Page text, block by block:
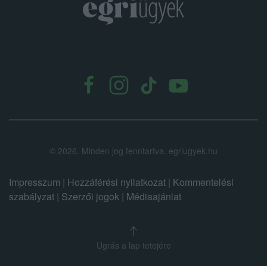
© 2026. Minden jog fenntartva. egriugyek.hu
Impresszum | Hozzáférési nyilatkozat | Kommentelési
szabályzat | Szerzői jogok | Médiaajánlat
Ugrás a lap tetejére